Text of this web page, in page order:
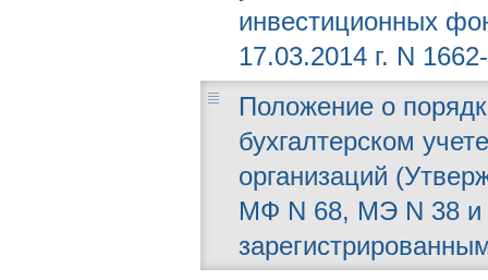
инвестиционных
17.03.2014 г. N
Положение о
бухгалтерском
организаций
МФ N 68, МЭ N 38 и